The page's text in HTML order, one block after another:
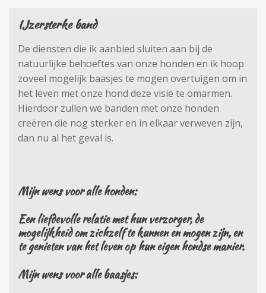
IJzersterke band
De diensten die ik aanbied sluiten aan bij de
natuurlijke behoeftes van onze honden en ik hoop
zoveel mogelijk baasjes te mogen overtuigen om in
het leven met onze hond deze visie te omarmen.
Hierdoor zullen we banden met onze honden
creëren die nog sterker en in elkaar verweven zijn,
dan nu al het geval is.
Mijn wens voor alle honden:
Een liefdevolle relatie met hun verzorger, de
mogelijkheid om zichzelf te kunnen en mogen zijn, en
te genieten van het leven op hun eigen hondse manier.
Mijn wens voor alle baasjes: